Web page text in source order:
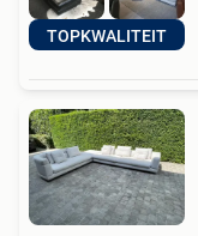
TOPKWALITEIT